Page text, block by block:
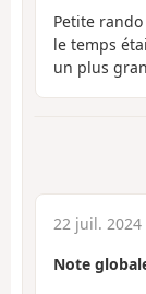
Petite
le temps
un plus
22 juil. 2024
Note